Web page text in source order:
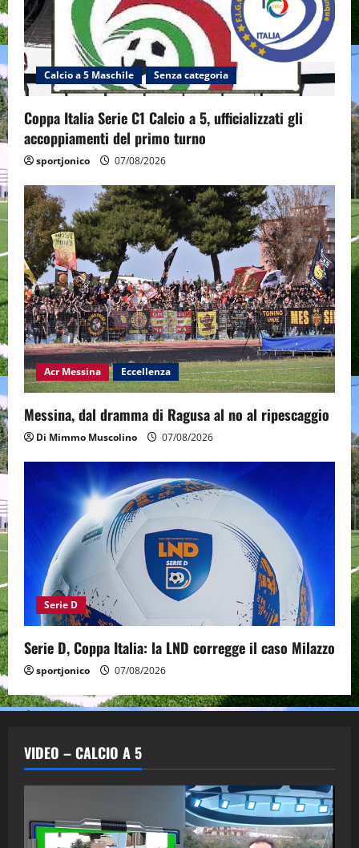
Calcio a 5 Maschile Senza categoria
Coppa Italia Serie C1 Calcio a 5, ufficializzati gli
accoppiamenti del primo turno
sportjonico 07/08/2026
Acr Messina Eccellenza
Messina, dal dramma di Ragusa al no al ripescaggio
Di Mimmo Muscolino 07/08/2026
Serie D
Serie D, Coppa Italia: la LND corregge il caso Milazzo
sportjonico 07/08/2026
VIDEO – CALCIO A 5